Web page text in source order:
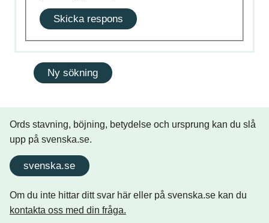
Skicka respons
Ords stavning, böjning, betydelse och ursprung kan du slå
upp på svenska.se.
svenska.se
Om du inte hittar ditt svar här eller på svenska.se kan du
kontakta oss med din fråga.